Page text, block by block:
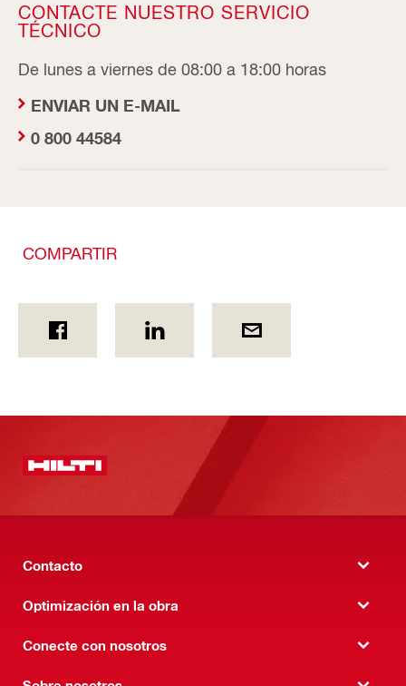
CONTACTE NUESTRO SERVICIO
TÉCNICO
De lunes a viernes de 08:00 a 18:00 horas
ENVIAR UN E-MAIL
0 800 44584
COMPARTIR
Contacto
Optimización en la obra
Conecte con nosotros